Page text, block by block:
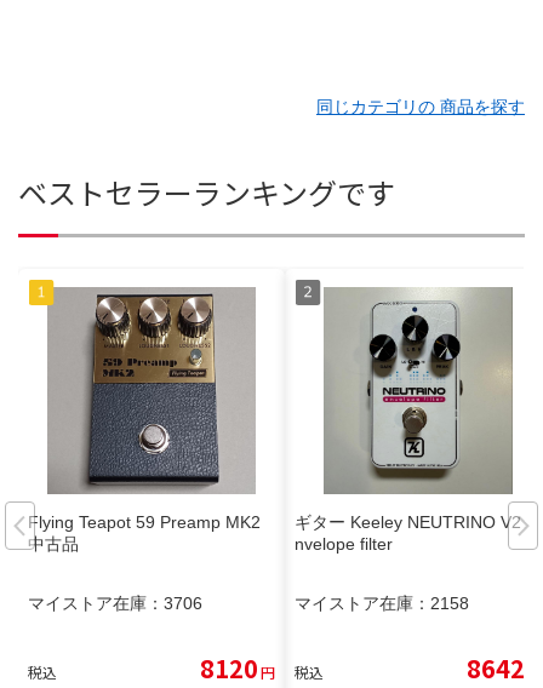
同じカテゴリの 商品を探す
ベストセラーランキングです
Flying Teapot 59 Preamp MK2
中古品
マイストア在庫： 3706
税込 8120円
ギター Keeley NEUTRINO V2 e
nvelope filter
マイストア在庫： 2158
税込 8642